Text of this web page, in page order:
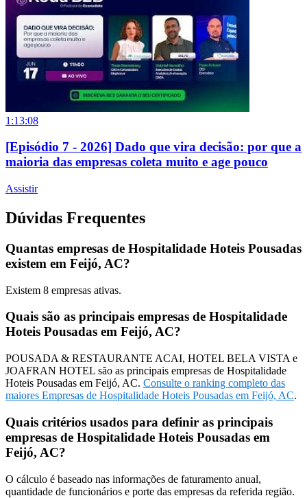
1:13:08
[Episódio 7 - 2026] Dado que vira decisão: por que a
maioria das empresas coleta muito e age pouco
Assistir
Dúvidas Frequentes
Quantas empresas de Hospitalidade Hoteis Pousadas
existem em Feijó, AC?
Existem 8 empresas ativas.
Quais são as principais empresas de Hospitalidade
Hoteis Pousadas em Feijó, AC?
POUSADA & RESTAURANTE ACAI, HOTEL BELA VISTA e
JOAFRAN HOTEL são as principais empresas de Hospitalidade
Hoteis Pousadas em Feijó, AC. Consulte o ranking completo das
maiores Empresas de Hospitalidade Hoteis Pousadas em Feijó, AC.
Quais critérios usados para definir as principais
empresas de Hospitalidade Hoteis Pousadas em
Feijó, AC?
O cálculo é baseado nas informações de faturamento anual,
quantidade de funcionários e porte das empresas da referida região.